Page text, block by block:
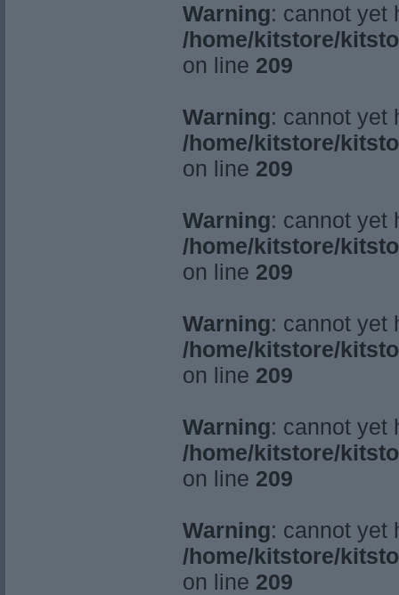
Warning: cannot yet
/home/kitstore/
on line 209
Warning: cannot yet
/home/kitstore/
on line 209
Warning: cannot yet
/home/kitstore/
on line 209
Warning: cannot yet
/home/kitstore/
on line 209
Warning: cannot yet
/home/kitstore/
on line 209
Warning: cannot yet
/home/kitstore/
on line 209